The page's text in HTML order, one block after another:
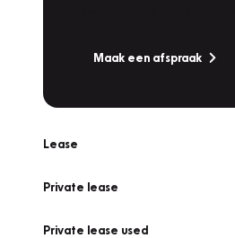
Maak een afspraak
Lease
Private lease
Private lease used